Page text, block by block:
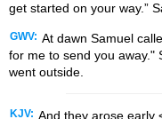
get started on your way.”
GWV: At dawn Samuel
for me to send you away."
went outside.
KJV: And they arose early